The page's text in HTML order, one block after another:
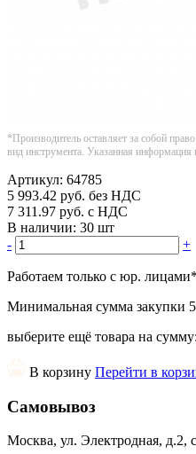
*Производитель оставляет за собой
вид инструмента. Указанная информация
Артикул: 64785
5 993.42 руб. без НДС
7 311.97 руб. с НДС
В наличии: 30 шт
-
+
Работаем только с юр. лицами*
Минимальная сумма закупки
выберите ещё товара на сумму:
В корзину Перейти в
Самовывоз
Москва, ул. Электродная, д.2,